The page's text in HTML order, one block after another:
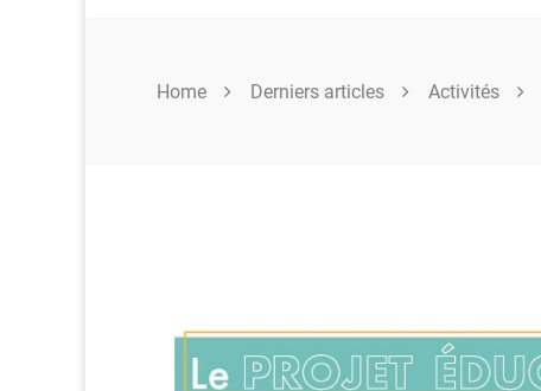
Home Derniers articles Activités